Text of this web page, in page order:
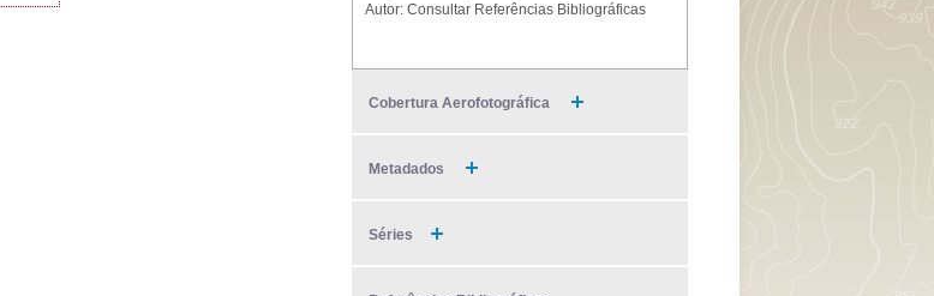
Autor: Consultar Referências Bibliográficas
Cobertura Aerofotográfica
Metadados
Séries